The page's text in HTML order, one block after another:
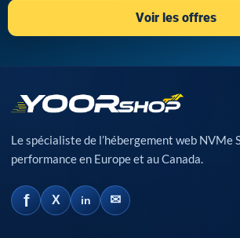
Voir les offres
Le spécialiste de l’hébergement web NVMe
performance en Europe et au Canada.
f X in ✉